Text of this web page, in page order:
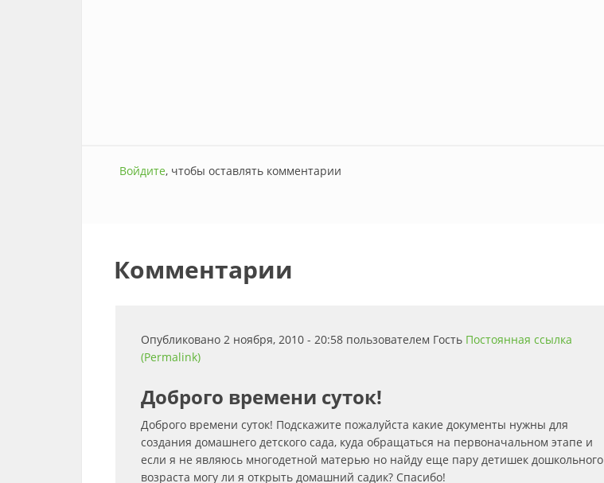
Войдите, чтобы оставлять комментарии
Комментарии
Опубликовано 2 ноября, 2010 - 20:58 пользователем Гость Постоянная ссылка
(Permalink)
Доброго времени суток!
Доброго времени суток! Подскажите пожалуйста какие документы нужны для
создания домашнего детского сада, куда обращаться на первоначальном этапе и
если я не являюсь многодетной матерью но найду еще пару детишек дошкольного
возраста могу ли я открыть домашний садик? Спасибо!